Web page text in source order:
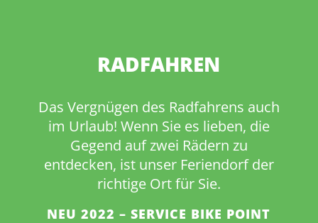
RADFAHREN
Das Vergnügen des Radfahrens auch
im Urlaub! Wenn Sie es lieben, die
Gegend auf zwei Rädern zu
entdecken, ist unser Feriendorf der
richtige Ort für Sie.
NEU 2022 – SERVICE BIKE POINT